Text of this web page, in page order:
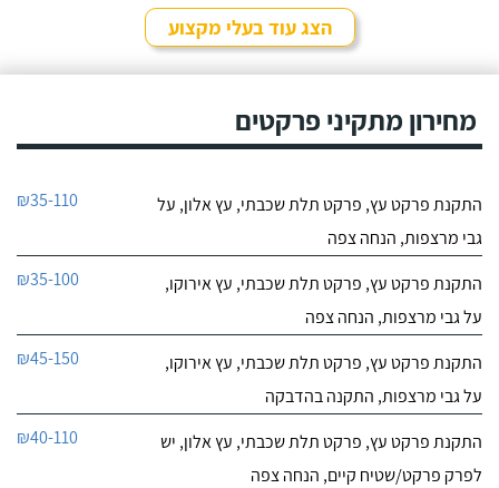
הצג עוד בעלי מקצוע
מחירון מתקיני פרקטים
התקנת פרקט עץ, פרקט תלת שכבתי, עץ אלון, על
גבי מרצפות, הנחה צפה
₪35-110
התקנת פרקט עץ, פרקט תלת שכבתי, עץ אירוקו,
על גבי מרצפות, הנחה צפה
₪35-100
התקנת פרקט עץ, פרקט תלת שכבתי, עץ אירוקו,
על גבי מרצפות, התקנה בהדבקה
₪45-150
התקנת פרקט עץ, פרקט תלת שכבתי, עץ אלון, יש
לפרק פרקט/שטיח קיים, הנחה צפה
₪40-110